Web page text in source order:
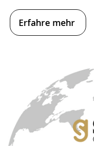
Erfahre mehr